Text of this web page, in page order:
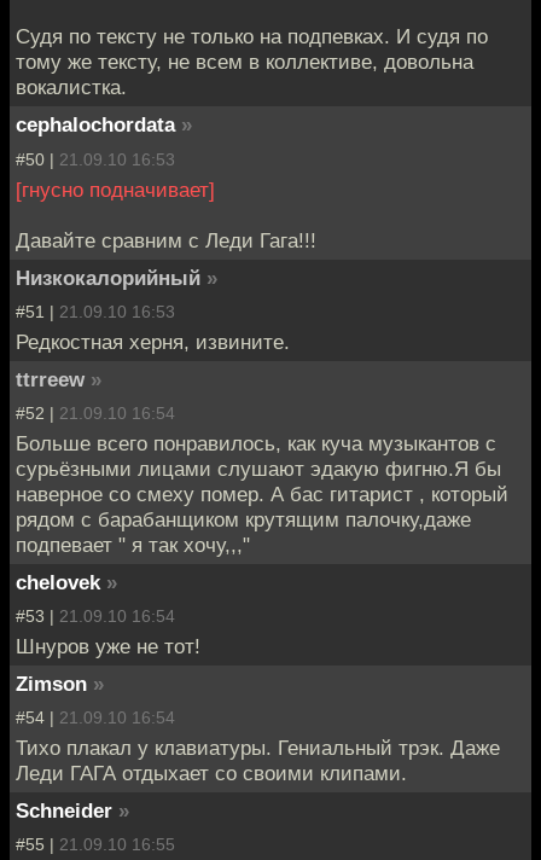
Судя по тексту не только на подпевках. И судя по
тому же тексту, не всем в коллективе, довольна
вокалистка.
cephalochordata »
#50 | 21.09.10 16:53
[гнусно подначивает]
Давайте сравним с Леди Гага!!!
Низкокалорийный »
#51 | 21.09.10 16:53
Редкостная херня, извините.
ttrreew »
#52 | 21.09.10 16:54
Больше всего понравилось, как куча музыкантов с
сурьёзными лицами слушают эдакую фигню.Я бы
наверное со смеху помер. А бас гитарист , который
рядом с барабанщиком крутящим палочку,даже
подпевает " я так хочу,,,"
chelovek »
#53 | 21.09.10 16:54
Шнуров уже не тот!
Zimson »
#54 | 21.09.10 16:54
Тихо плакал у клавиатуры. Гениальный трэк. Даже
Леди ГАГА отдыхает со своими клипами.
Schneider »
#55 | 21.09.10 16:55